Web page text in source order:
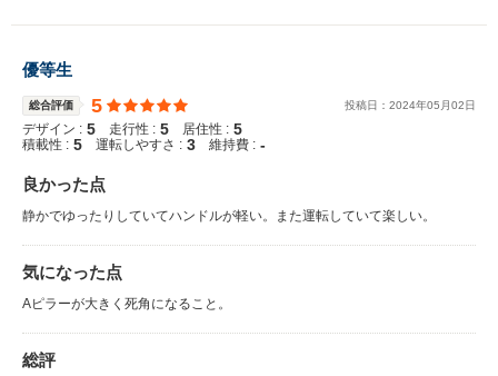
優等生
総合評価 5 投稿日： 2024年05 月02日
デザイン : 5 走行性 : 5 居住性 : 5
積載性 : 5 運転しやすさ : 3 維持費 : -
良かった点
静かでゆったりしていてハンドルが軽い。また運転していて楽しい。
気になった点
Aピラーが大きく死角になること。
総評